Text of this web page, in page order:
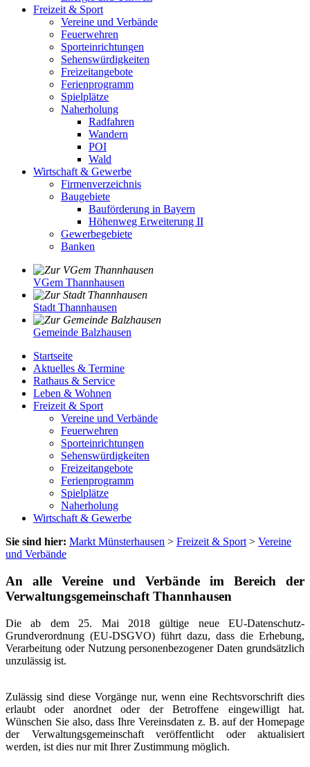
Freizeit & Sport
Vereine und Verbände
Feuerwehren
Sporteinrichtungen
Sehenswürdigkeiten
Freizeitangebote
Ferienprogramm
Spielplätze
Naherholung
Radfahren
Wandern
POI
Wald
Wirtschaft & Gewerbe
Firmenverzeichnis
Baugebiete
Bauförderung in Bayern
Höhenweg Erweiterung II
Gewerbegebiete
Banken
VGem Thannhausen
Stadt Thannhausen
Gemeinde Balzhausen
Startseite
Aktuelles & Termine
Rathaus & Service
Leben & Wohnen
Freizeit & Sport
Vereine und Verbände
Feuerwehren
Sporteinrichtungen
Sehenswürdigkeiten
Freizeitangebote
Ferienprogramm
Spielplätze
Naherholung
Wirtschaft & Gewerbe
Sie sind hier: Markt Münsterhausen > Freizeit & Sport > Vereine
und Verbände
An alle Vereine und Verbände im Bereich der
Verwaltungsgemeinschaft Thannhausen
Die ab dem 25. Mai 2018 gültige neue EU-Datenschutz-
Grundverordnung (EU-DSGVO) führt dazu, dass die Erhebung,
Verarbeitung oder Nutzung personenbezogener Daten grundsätzlich
unzulässig ist.
Zulässig sind diese Vorgänge nur, wenn eine Rechtsvorschrift dies
erlaubt oder anordnet oder der Betroffene eingewilligt hat.
Wünschen Sie also, dass Ihre Vereinsdaten z. B. auf der Homepage
der Verwaltungsgemeinschaft veröffentlicht oder aktualisiert
werden, ist dies nur mit Ihrer Zustimmung möglich.